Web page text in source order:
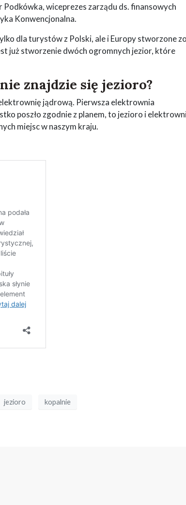
Podkówka, wiceprezes zarządu ds. finansowych
Konwencjonalna.
dla turystów z Polski, ale i Europy stworzone
już stworzenie dwóch ogromnych jezior, które
znajdzie się jezioro?
jądrową. Pierwsza elektrownia
poszło zgodnie z planem, to jezioro i
miejsc w naszym kraju.
jezioro kopalnie